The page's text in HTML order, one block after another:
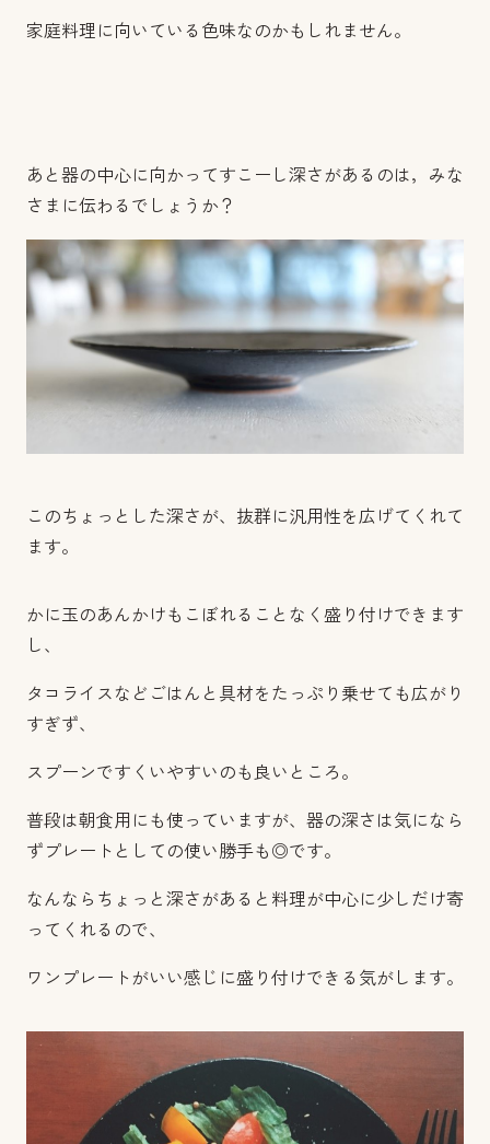
家庭料理に向いている色味なのかもしれません。
あと器の中心に向かってすこーし深さがあるのは，みな
さまに伝わるでしょうか？
このちょっとした深さが、抜群に汎用性を広げてくれて
ます。
かに玉のあんかけもこぼれることなく盛り付けできます
し、
タコライスなどごはんと具材をたっぷり乗せても広がり
すぎず、
スプーンですくいやすいのも良いところ。
普段は朝食用にも使っていますが、器の深さは気になら
ずプレートとしての使い勝手も◎です。
なんならちょっと深さがあると料理が中心に少しだけ寄
ってくれるので、
ワンプレートがいい感じに盛り付けできる気がします。